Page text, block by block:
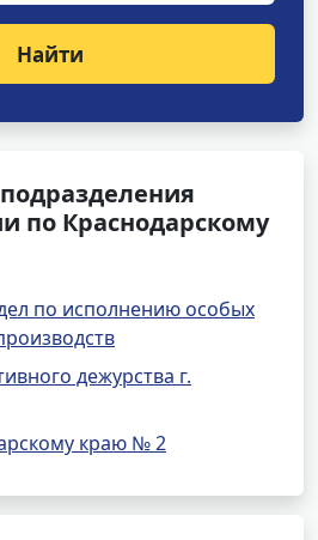
Найти
по Краснодарскому
по исполнению особых
дежурства г.
краю № 2